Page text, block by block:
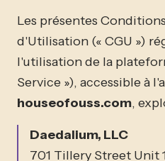
Les présentes
d'Utilisation (« CGU »)
l'utilisation de la
Service »), accessible à
houseofouss.com,
Daedalium, LLC
701 Tillery Street Unit